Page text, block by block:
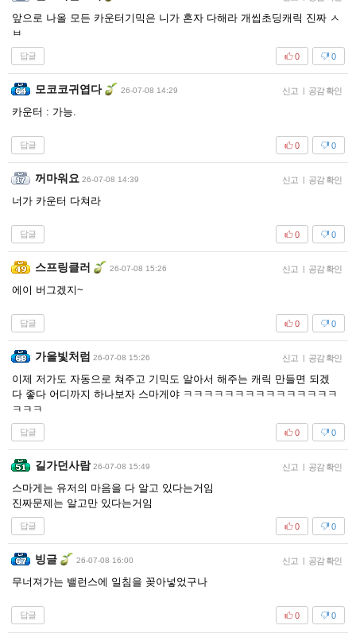
앞으로 나올 모든 카운터기믹은 니가 혼자 다해라 개씹초딩캐릭 진짜 ㅅ
ㅂ
답글 0
0
모코코귀엽다 26-07-08 14:29 신고 공감 확인
카운터 : 가능.
답글 0
0
꺼마워요 26-07-08 14:39 신고 공감 확인
너가 카운터 다쳐라
답글 0
0
스프링클러 26-07-08 15:26 신고 공감 확인
에이 버그겠지~
답글 0
0
가을빛처럼 26-07-08 15:26 신고 공감 확인
이제 저가도 자동으로 쳐주고 기믹도 알아서 해주는 캐릭 만들면 되겠
다 좋다 어디까지 하나보자 스마게야 ㅋㅋㅋㅋㅋㅋㅋㅋㅋㅋㅋㅋㅋㅋㅋ
ㅋㅋㅋ
답글 0
0
길가던사람 26-07-08 15:49 신고 공감 확인
스마게는 유저의 마음을 다 알고 있다는거임
진짜문제는 알고만 있다는거임
답글 0
0
빙글 26-07-08 16:00 신고 공감 확인
무너져가는 밸런스에 일침을 꽂아넣었구나
답글 0
0